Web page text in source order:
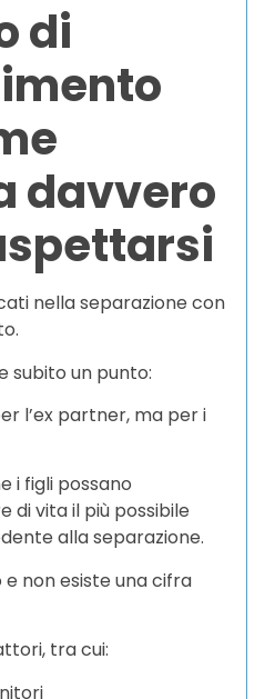
di
davvero
nella separazione con
subito un punto:
l’ex partner, ma per i
i figli possano
di vita il più possibile
alla separazione.
e non esiste una cifra
tra cui: